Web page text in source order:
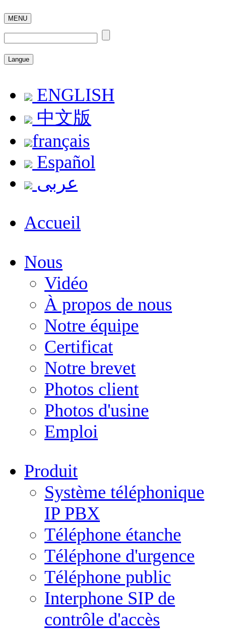
MENU
Langue
ENGLISH
中文版
français
Español
عربى
Accueil
Nous
Vidéo
À propos de nous
Notre équipe
Certificat
Notre brevet
Photos client
Photos d'usine
Emploi
Produit
Système téléphonique
IP PBX
Téléphone étanche
Téléphone d'urgence
Téléphone public
Interphone SIP de
contrôle d'accès